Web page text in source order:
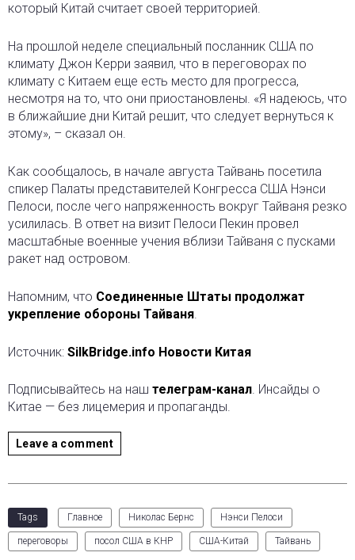
который Китай считает своей территорией.
На прошлой неделе специальный посланник США по
климату Джон Керри заявил, что в переговорах по
климату с Китаем еще есть место для прогресса,
несмотря на то, что они приостановлены. «Я надеюсь, что
в ближайшие дни Китай решит, что следует вернуться к
этому», – сказал он.
Как сообщалось, в начале августа Тайвань посетила
спикер Палаты представителей Конгресса США Нэнси
Пелоси, после чего напряженность вокруг Тайваня резко
усилилась. В ответ на визит Пелоси Пекин провел
масштабные военные учения вблизи Тайваня с пусками
ракет над островом.
Напомним, что Соединенные Штаты продолжат
укрепление обороны Тайваня.
Источник: SilkBridge.info Новости Китая
Подписывайтесь на наш телеграм-канал. Инсайды о
Китае — без лицемерия и пропаганды.
Leave a comment
Tags Главное Николас Бернс Нэнси Пелоси
переговоры посол США в КНР США-Китай Тайвань